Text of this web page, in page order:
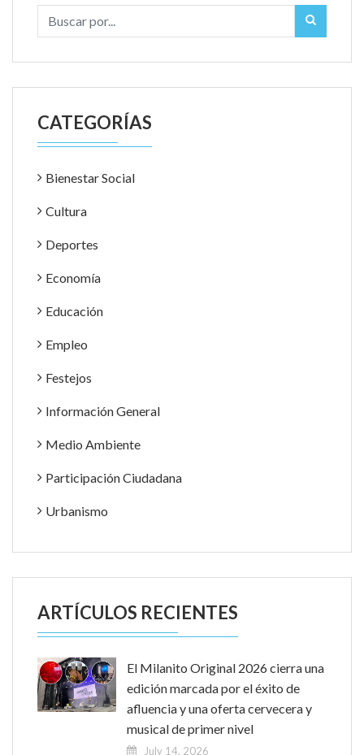
CATEGORÍAS
Bienestar Social
Cultura
Deportes
Economía
Educación
Empleo
Festejos
Información General
Medio Ambiente
Participación Ciudadana
Urbanismo
ARTÍCULOS RECIENTES
El Milanito Original 2026 cierra una
edición marcada por el éxito de
afluencia y una oferta cervecera y
musical de primer nivel
July 14, 2026